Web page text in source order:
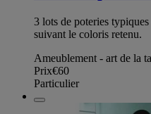
3 lots de poteries
suivant le coloris retenu.
Ameublement - art de la
Prix€60
Particulier